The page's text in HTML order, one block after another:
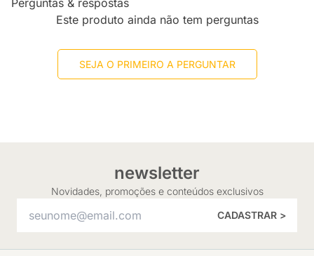
Perguntas & respostas
Este produto ainda não tem perguntas
SEJA O PRIMEIRO A PERGUNTAR
newsletter
Novidades, promoções e conteúdos exclusivos
CADASTRAR >